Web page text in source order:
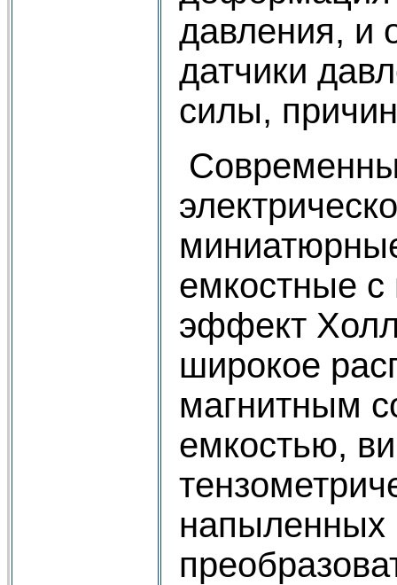
давления, и
датчики
силы,
емкостные
эффект
широкое
магнитным
емкостью,
напыленных